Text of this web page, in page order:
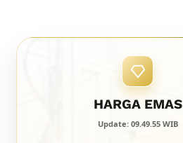
HARGA EMAS
Update: 09.49.55 WIB